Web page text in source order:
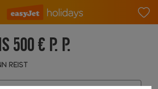
€ p. P.
reist